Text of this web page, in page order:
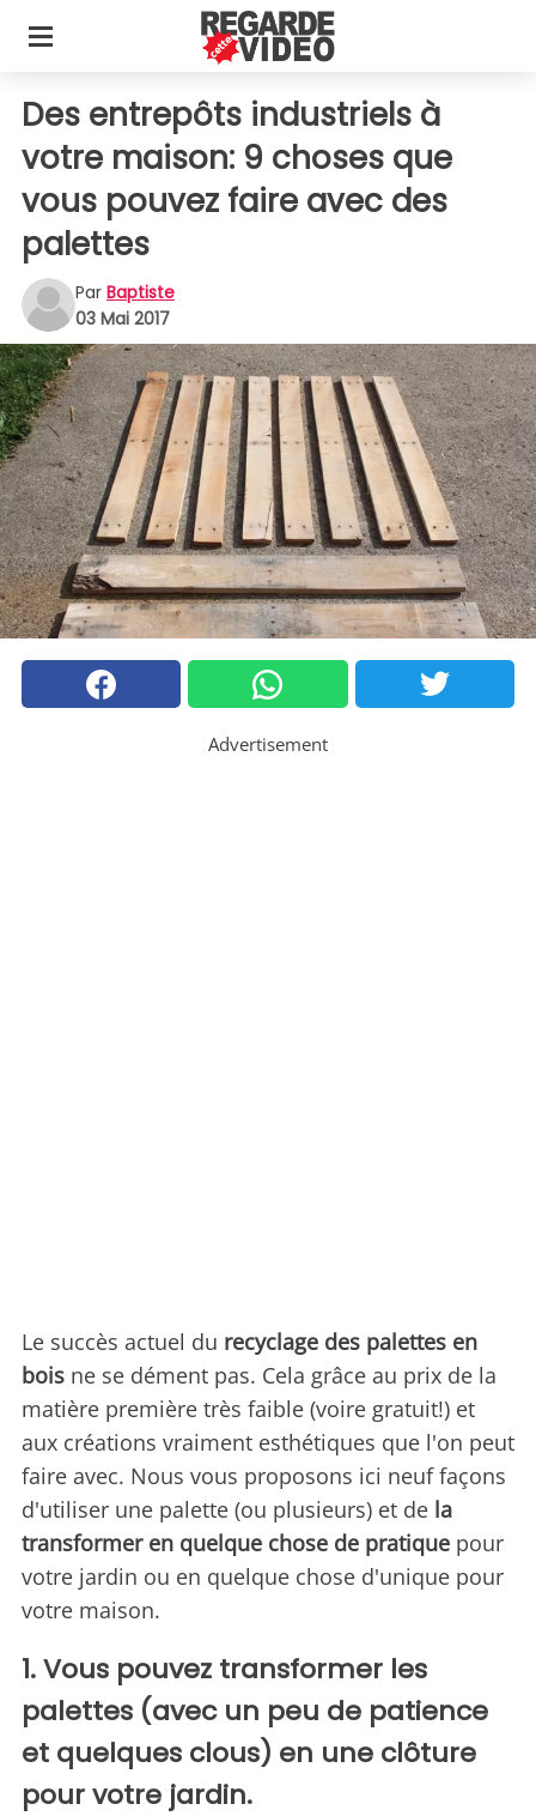
Des entrepôts industriels à
votre maison: 9 choses que
vous pouvez faire avec des
palettes
Par Baptiste
03 Mai 2017
Advertisement
Le succès actuel du recyclage des palettes en
bois ne se dément pas. Cela grâce au prix de la
matière première très faible (voire gratuit!) et
aux créations vraiment esthétiques que l'on peut
faire avec. Nous vous proposons ici neuf façons
d'utiliser une palette (ou plusieurs) et de la
transformer en quelque chose de pratique pour
votre jardin ou en quelque chose d'unique pour
votre maison.
1. Vous pouvez transformer les
palettes (avec un peu de patience
et quelques clous) en une clôture
pour votre jardin.